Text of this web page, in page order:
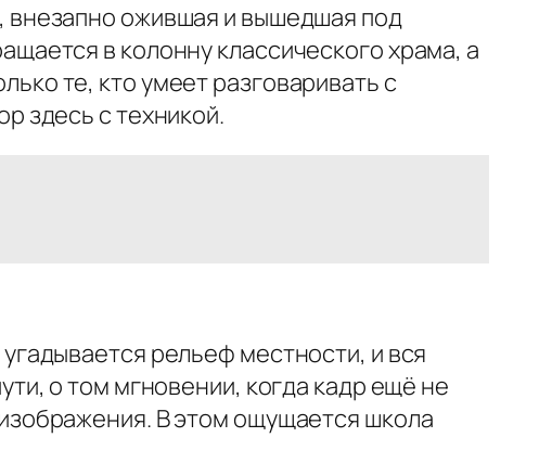
внезапно ожившая и вышедшая под
в колонну классического храма, а
те, кто умеет разговаривать с
здесь с техникой.
рельеф местности, и вся
о том мгновении, когда кадр ещё не
В этом ощущается школа